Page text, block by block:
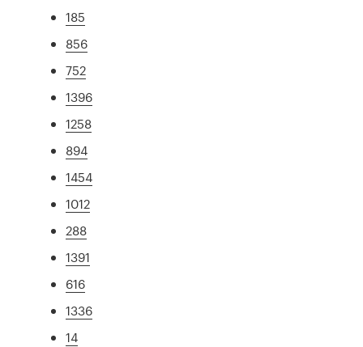
185
856
752
1396
1258
894
1454
1012
288
1391
616
1336
14